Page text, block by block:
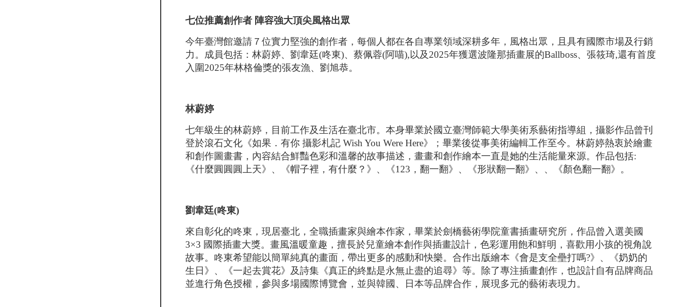
七位推薦創作者 陣容強大頂尖風格出眾
今年臺灣館邀請７位實力堅強的創作者，每個人都在各自專業領域深耕多年，風格出眾，且具有國際市場及行銷
力。成員包括：林蔚婷、劉韋廷(咚東)、蔡佩蓉(阿喵),以及2025年獲選波隆那插畫展的Ballboss、張筱琦,還有首度
入圍2025年林格倫獎的張友漁、劉旭恭。
林蔚婷
七年級生的林蔚婷，目前工作及生活在臺北市。本身畢業於國立臺灣師範大學美術系藝術指導組，攝影作品曾刊
登於滾石文化《如果．有你 攝影札記 Wish You Were Here》；畢業後從事美術編輯工作至今。林蔚婷熱衷於繪畫
和創作圖畫書，內容結合鮮豔色彩和溫馨的故事描述，畫畫和創作繪本一直是她的生活能量來源。作品包括:
《什麼圓圓圓上天》、《帽子裡，有什麼？》、《123，翻一翻》、《形狀翻一翻》、、《顏色翻一翻》。
劉韋廷(咚東)
來自彰化的咚東，現居臺北，全職插畫家與繪本作家，畢業於劍橋藝術學院童書插畫研究所，作品曾入選美國
3×3 國際插畫大獎。畫風溫暖童趣，擅長於兒童繪本創作與插畫設計，色彩運用飽和鮮明，喜歡用小孩的視角說
故事。咚東希望能以簡單純真的畫面，帶出更多的感動和快樂。合作出版繪本《會是支全壘打嗎?》、《奶奶的
生日》、《一起去賞花》及詩集《真正的終點是永無止盡的追尋》等。除了專注插畫創作，也設計自有品牌商品
並進行角色授權，參與多場國際博覽會，並與韓國、日本等品牌合作，展現多元的藝術表現力。